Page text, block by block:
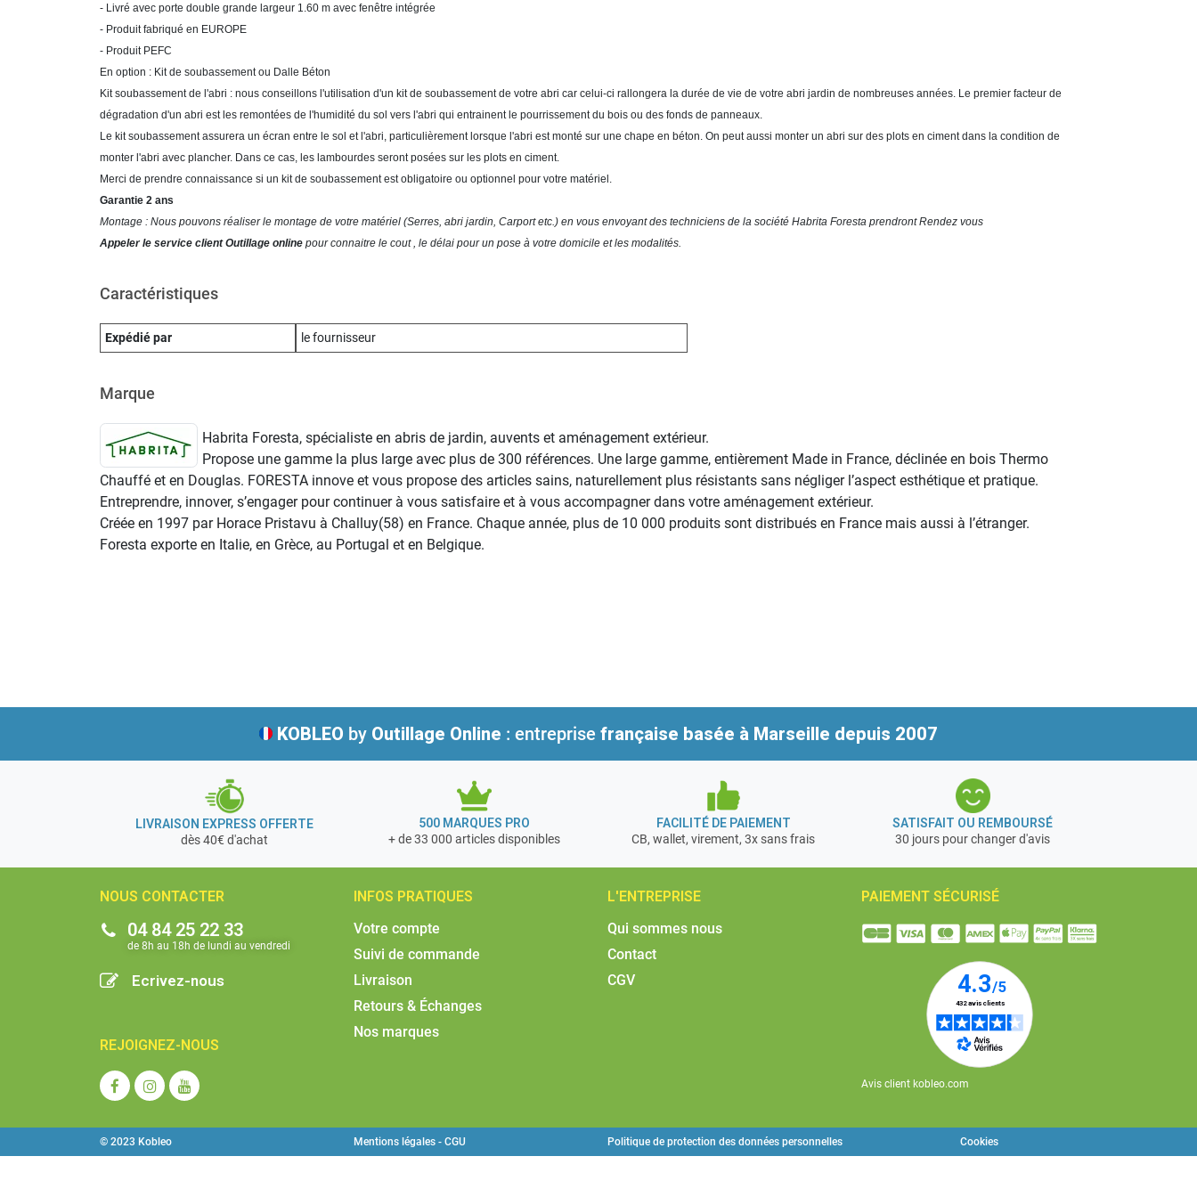
- Livré avec porte double grande largeur 1.60 m avec fenêtre intégrée
- Produit fabriqué en EUROPE
- Produit PEFC
En option : Kit de soubassement ou Dalle Béton
Kit soubassement de l'abri : nous conseillons l'utilisation d'un kit de soubassement de votre abri car celui-ci rallongera la durée de vie de votre abri jardin de nombreuses années. Le premier facteur de
dégradation d'un abri est les remontées de l'humidité du sol vers l'abri qui entrainent le pourrissement du bois ou des fonds de panneaux.
Le kit soubassement assurera un écran entre le sol et l'abri, particulièrement lorsque l'abri est monté sur une chape en béton. On peut aussi monter un abri sur des plots en ciment dans la condition de
monter l'abri avec plancher. Dans ce cas, les lambourdes seront posées sur les plots en ciment.
Merci de prendre connaissance si un kit de soubassement est obligatoire ou optionnel pour votre matériel.
Garantie 2 ans
Montage : Nous pouvons réaliser le montage de votre matériel (Serres, abri jardin, Carport etc.) en vous envoyant des techniciens de la société Habrita Foresta prendront Rendez vous
Appeler le service client Outillage online pour connaitre le cout , le délai pour un pose à votre domicile et les modalités.
Caractéristiques
Expédié par le fournisseur
Marque
Habrita Foresta, spécialiste en abris de jardin, auvents et aménagement extérieur.
Propose une gamme la plus large avec plus de 300 références. Une large gamme, entièrement Made in France, déclinée en bois Thermo
Chauffé et en Douglas. FORESTA innove et vous propose des articles sains, naturellement plus résistants sans négliger l’aspect esthétique et pratique.
Entreprendre, innover, s’engager pour continuer à vous satisfaire et à vous accompagner dans votre aménagement extérieur.
Créée en 1997 par Horace Pristavu à Challuy(58) en France. Chaque année, plus de 10 000 produits sont distribués en France mais aussi à l’étranger.
Foresta exporte en Italie, en Grèce, au Portugal et en Belgique.
KOBLEO by Outillage Online : entreprise française basée à Marseille depuis 2007
LIVRAISON EXPRESS OFFERTE
dès 40€ d'achat
500 MARQUES PRO
+ de 33 000 articles disponibles
FACILITÉ DE PAIEMENT
CB, wallet, virement, 3x sans frais
SATISFAIT OU REMBOURSÉ
30 jours pour changer d'avis
NOUS CONTACTER
04 84 25 22 33
de 8h au 18h de lundi au vendredi​
Ecrivez-nous
REJOIGNEZ-NOUS
INFOS PRATIQUES
Votre compte
Suivi de commande
Livraison
Retours & Échanges
Nos marques
L'ENTREPRISE
Qui sommes nous
Contact
CGV
PAIEMENT SÉCURISÉ
Avis client kobleo.com
© 2023 Kobleo Mentions légales - CGU Politique de protection des données personnelles Cookies